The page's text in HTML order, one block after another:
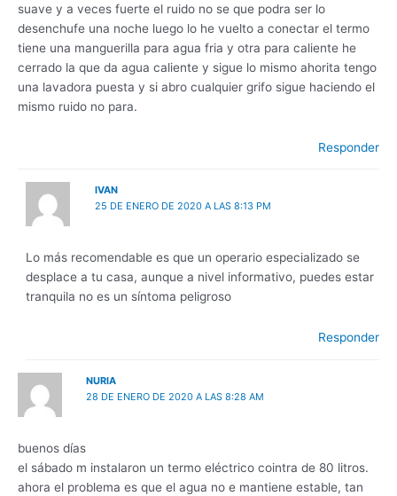
suave y a veces fuerte el ruido no se que podra ser lo
desenchufe una noche luego lo he vuelto a conectar el termo
tiene una manguerilla para agua fria y otra para caliente he
cerrado la que da agua caliente y sigue lo mismo ahorita tengo
una lavadora puesta y si abro cualquier grifo sigue haciendo el
mismo ruido no para.
Responder
IVAN
25 DE ENERO DE 2020 A LAS 8:13 PM
Lo más recomendable es que un operario especializado se
desplace a tu casa, aunque a nivel informativo, puedes estar
tranquila no es un síntoma peligroso
Responder
NURIA
28 DE ENERO DE 2020 A LAS 8:28 AM
buenos días
el sábado m instalaron un termo eléctrico cointra de 80 litros.
ahora el problema es que el agua no e mantiene estable, tan